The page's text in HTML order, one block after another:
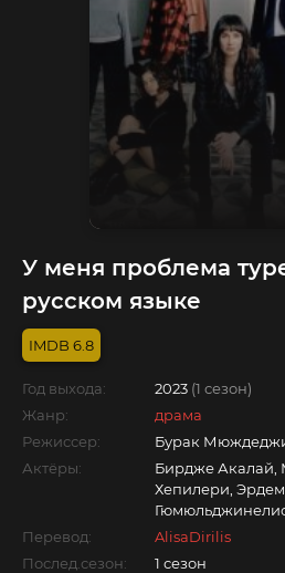
У меня проблема
русском языке
6.8
Год выхода: 2023 (1 сезон)
Жанр:
драма
Режиссер:
Бурак
Актёры:
Бирдже Акалай,
Хепилери,
Перевод:
AlisaDirilis
Послед.сезон:
1 сезон